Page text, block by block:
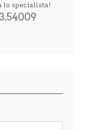
lo specialista!